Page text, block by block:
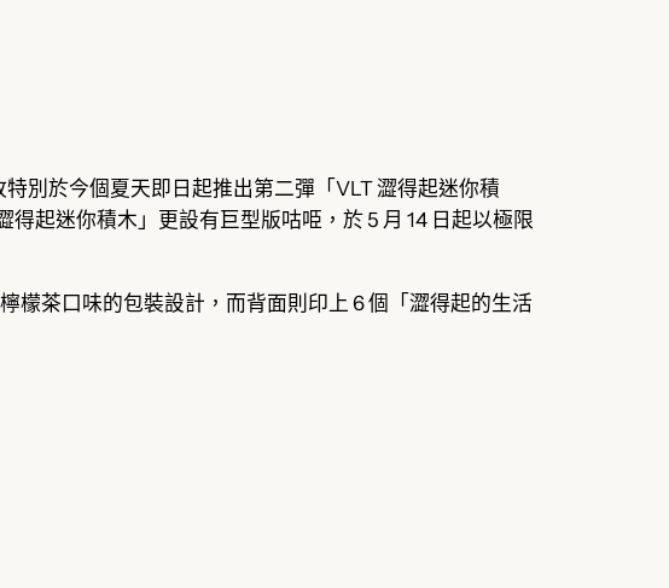
別於今個夏天即日起推出第二彈「VLT 澀得起迷你積
起迷你積木」更設有巨型版咕𠱸，於 5 月 14 日起以極限
檬茶口味的包裝設計，而背面則印上 6 個「澀得起的生活